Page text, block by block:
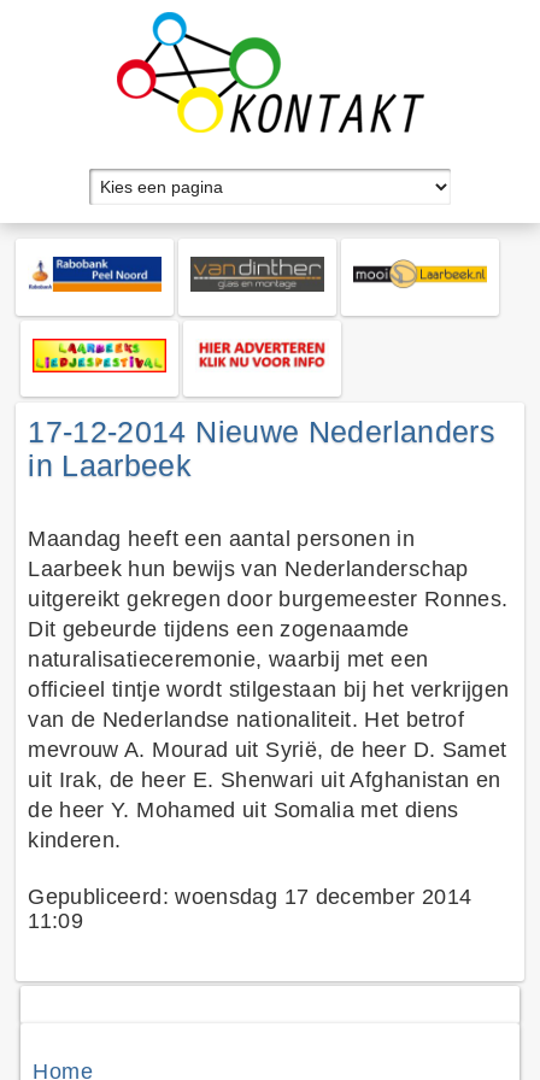
17-12-2014 Nieuwe Nederlanders
in Laarbeek
Maandag heeft een aantal personen in
Laarbeek hun bewijs van Nederlanderschap
uitgereikt gekregen door burgemeester Ronnes.
Dit gebeurde tijdens een zogenaamde
naturalisatieceremonie, waarbij met een
officieel tintje wordt stilgestaan bij het verkrijgen
van de Nederlandse nationaliteit. Het betrof
mevrouw A. Mourad uit Syrië, de heer D. Samet
uit Irak, de heer E. Shenwari uit Afghanistan en
de heer Y. Mohamed uit Somalia met diens
kinderen.
Gepubliceerd: woensdag 17 december 2014
11:09
Home